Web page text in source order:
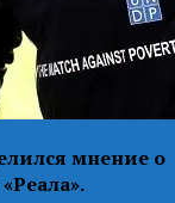
мнение о